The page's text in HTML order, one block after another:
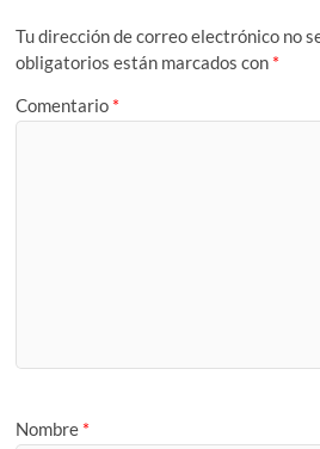
Tu dirección de correo electrónico no
obligatorios están marcados con *
Comentario *
Nombre *